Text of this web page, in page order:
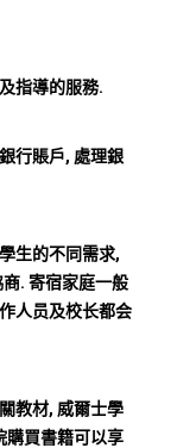
指導的服務.
行賬戶, 處理銀
生的不同需求,
. 寄宿家庭一般
人员及校长都会
教材, 威爾士學
購買書籍可以享